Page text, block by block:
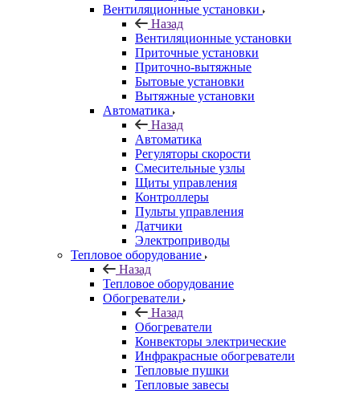
Вентиляционные установки
Назад
Вентиляционные установки
Приточные установки
Приточно-вытяжные
Бытовые установки
Вытяжные установки
Автоматика
Назад
Автоматика
Регуляторы скорости
Смесительные узлы
Щиты управления
Контроллеры
Пульты управления
Датчики
Электроприводы
Тепловое оборудование
Назад
Тепловое оборудование
Обогреватели
Назад
Обогреватели
Конвекторы электрические
Инфракрасные обогреватели
Тепловые пушки
Тепловые завесы